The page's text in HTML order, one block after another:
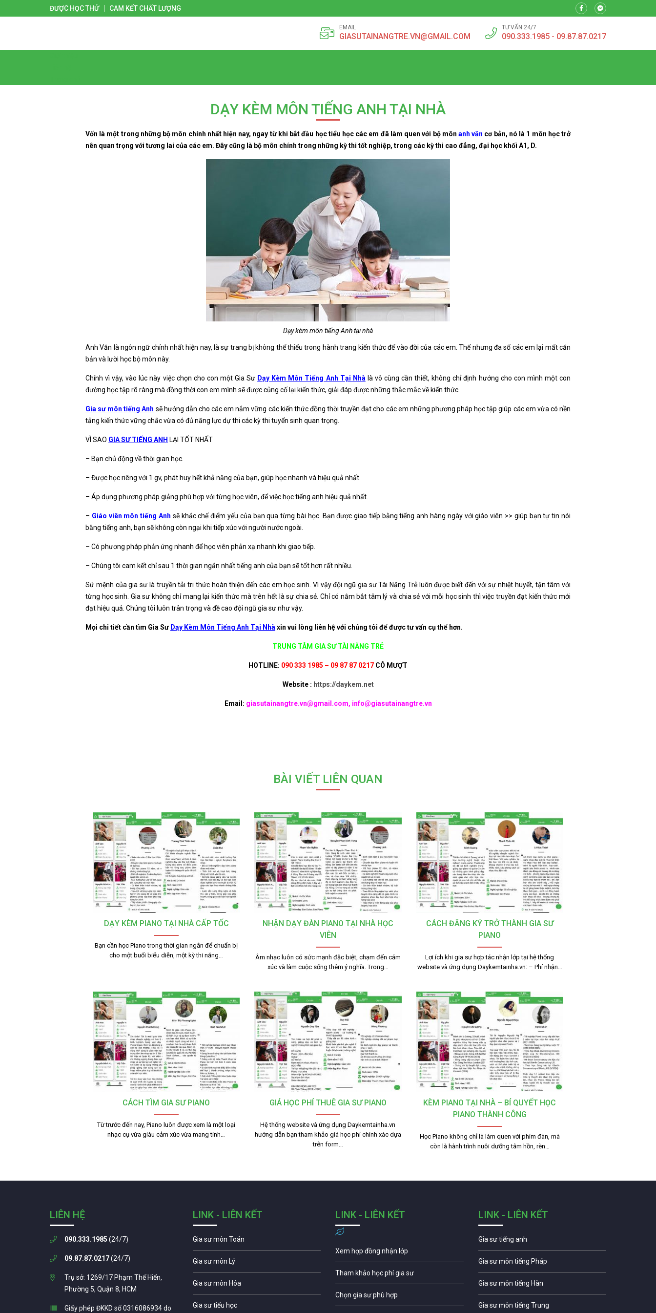
ĐƯỢC HỌC THỬ CAM KẾT CHẤT LƯỢNG
EMAIL
GIASUTAINANGTRE.VN@GMAIL.COM
TƯ VẤN 24/7
090.333.1985 - 09.87.87.0217
DẠY KÈM MÔN TIẾNG ANH TẠI NHÀ
Vốn là một trong những bộ môn chính nhất hiện nay, ngay từ khi bắt đầu học tiểu học các em đã làm quen với bộ môn anh văn cơ bản, nó là 1 môn học trở
nên quan trọng với tương lai của các em. Đây cũng là bộ môn chính trong những kỳ thi tốt nghiệp, trong các kỳ thi cao đẳng, đại học khối A1, D.
Dạy kèm môn tiếng Anh tại nhà
Anh Văn là ngôn ngữ chính nhất hiện nay, là sự trang bị không thể thiếu trong hành trang kiến thức để vào đời của các em. Thế nhưng đa số các em lại mất căn
bản và lười học bộ môn này.
Chính vì vậy, vào lúc này việc chọn cho con một Gia Sư Dạy Kèm Môn Tiếng Anh Tại Nhà là vô cùng cần thiết, không chỉ định hướng cho con mình một con
đường học tập rõ ràng mà đồng thời con em mình sẽ được củng cố lại kiến thức, giải đáp được những thắc mắc về kiến thức.
Gia sư môn tiếng Anh sẽ hướng dẫn cho các em nắm vững các kiến thức đồng thời truyền đạt cho các em những phương pháp học tập giúp các em vừa có nền
tảng kiến thức vững chắc vừa có đủ năng lực dự thi các kỳ thi tuyển sinh quan trọng.
VÌ SAO GIA SƯ TIẾNG ANH LẠI TỐT NHẤT
– Bạn chủ động về thời gian học.
– Được học riêng với 1 gv, phát huy hết khả năng của bạn, giúp học nhanh và hiệu quả nhất.
– Áp dụng phương pháp giảng phù hợp với từng học viên, để việc học tiếng anh hiệu quả nhất.
– Giáo viên môn tiếng Anh sẽ khắc chế điểm yếu của bạn qua từng bài học. Bạn được giao tiếp bằng tiếng anh hàng ngày với giáo viên >> giúp bạn tự tin nói
bằng tiếng anh, bạn sẽ không còn ngại khi tiếp xúc với người nước ngoài.
– Có phương pháp phản ứng nhanh để học viên phản xạ nhanh khi giao tiếp.
– Chúng tôi cam kết chỉ sau 1 thời gian ngắn nhất tiếng anh của bạn sẽ tốt hơn rất nhiều.
Sứ mệnh của gia sư là truyền tải tri thức hoàn thiện đến các em học sinh. Vì vậy đội ngũ gia sư Tài Năng Trẻ luôn được biết đến với sự nhiệt huyết, tận tâm với
từng học sinh. Gia sư không chỉ mang lại kiến thức mà trên hết là sự chia sẻ. Chỉ có nắm bắt tâm lý và chia sẻ với mỗi học sinh thì việc truyền đạt kiến thức mới
đạt hiệu quả. Chúng tôi luôn trân trọng và đề cao đội ngũ gia sư như vậy.
Mọi chi tiết cần tìm Gia Sư Dạy Kèm Môn Tiếng Anh Tại Nhà xin vui lòng liên hệ với chúng tôi để được tư vấn cụ thể hơn.
TRUNG TÂM GIA SƯ TÀI NĂNG TRẺ
HOTLINE: 090 333 1985 – 09 87 87 0217 CÔ MƯỢT
Website : https://daykem.net
Email: giasutainangtre.vn@gmail.com, info@giasutainangtre.vn
BÀI VIẾT LIÊN QUAN
DẠY KÈM PIANO TẠI NHÀ CẤP TỐC
Bạn cần học Piano trong thời gian ngắn để chuẩn bị
cho một buổi biểu diễn, một kỳ thi năng…
NHẬN DẠY ĐÀN PIANO TẠI NHÀ HỌC
VIÊN
Âm nhạc luôn có sức mạnh đặc biệt, chạm đến cảm
xúc và làm cuộc sống thêm ý nghĩa. Trong…
CÁCH ĐĂNG KÝ TRỞ THÀNH GIA SƯ
PIANO
Lợi ích khi gia sư hợp tác nhận lớp tại hệ thống
website và ứng dụng Daykemtainha.vn: – Phí nhận…
CÁCH TÌM GIA SƯ PIANO
Từ trước đến nay, Piano luôn được xem là một loại
nhạc cụ vừa giàu cảm xúc vừa mang tính…
GIÁ HỌC PHÍ THUÊ GIA SƯ PIANO
Hệ thống website và ứng dụng Daykemtainha.vn
hướng dẫn bạn tham khảo giá học phí chính xác dựa
trên form…
KÈM PIANO TẠI NHÀ – BÍ QUYẾT HỌC
PIANO THÀNH CÔNG
Học Piano không chỉ là làm quen với phím đàn, mà
còn là hành trình nuôi dưỡng tâm hồn, rèn…
LIÊN HỆ
090.333.1985 (24/7)
09.87.87.0217(24/7)
Trụ sở: 1269/17 Phạm Thế Hiển,
Phường 5, Quận 8, HCM
Giấy phép ĐKKD số 0316086934 do
LINK - LIÊN KẾT
Gia sư môn Toán
Gia sư môn Lý
Gia sư môn Hóa
Gia sư tiểu học
LINK - LIÊN KẾT
Xem hợp đồng nhận lớp
Tham khảo học phí gia sư
Chọn gia sư phù hợp
LINK - LIÊN KẾT
Gia sư tiếng anh
Gia sư môn tiếng Pháp
Gia sư môn tiếng Hàn
Gia sư môn tiếng Trung